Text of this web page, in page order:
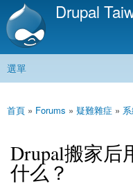
移
內
Drupal
主選單
選單
您在這裡
首頁 » Forums » 疑難雜症 »
Drupal搬家后
什么？